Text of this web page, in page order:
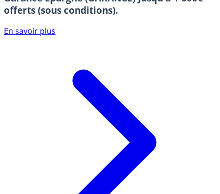
offerts (sous conditions).
En savoir plus